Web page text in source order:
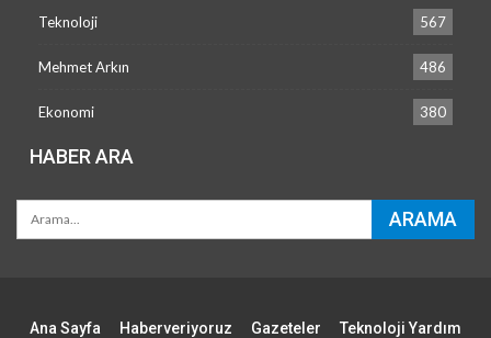
Teknoloji 567
Mehmet Arkın 486
Ekonomi 380
HABER ARA
Ana Sayfa Haberveriyoruz Gazeteler
Teknoloji Yardım